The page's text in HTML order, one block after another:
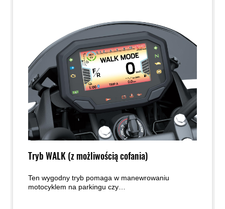
Tryb WALK (z możliwością cofania)
Ten wygodny tryb pomaga w manewrowaniu
motocyklem na parkingu czy